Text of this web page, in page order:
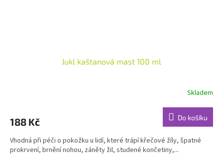
Jukl kaštanová mast 100 ml
Skladem
188 Kč Do košíku
Vhodná při péči o pokožku u lidí, které trápí křečové žíly, špatné
prokrvení, brnění nohou, záněty žil, studené končetiny,...